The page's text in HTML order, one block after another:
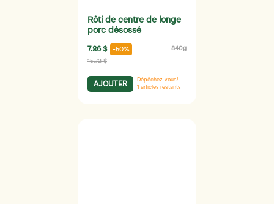
Rôti de centre de longe
porc désossé
7.86 $ -50% 840g
15.72 $
AJOUTER
Dépêchez-vous!
1 articles restants